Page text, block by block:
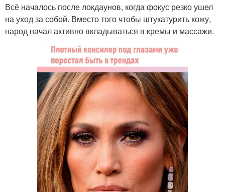
Всё началось после локдаунов, когда фокус резко ушел
на уход за собой. Вместо того чтобы штукатурить кожу,
народ начал активно вкладываться в кремы и массажи.